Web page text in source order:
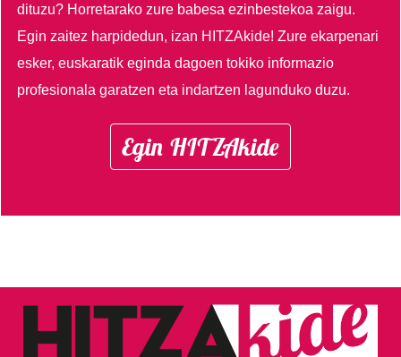
dituzu? Horretarako zure babesa ezinbestekoa zaigu.
Egin zaitez harpidedun, izan HITZAkide!Zure ekarpenari
esker, euskaratik eginda dagoen tokiko informazio
profesionala garatzen eta indartzen lagunduko duzu.
Egin HITZAkide